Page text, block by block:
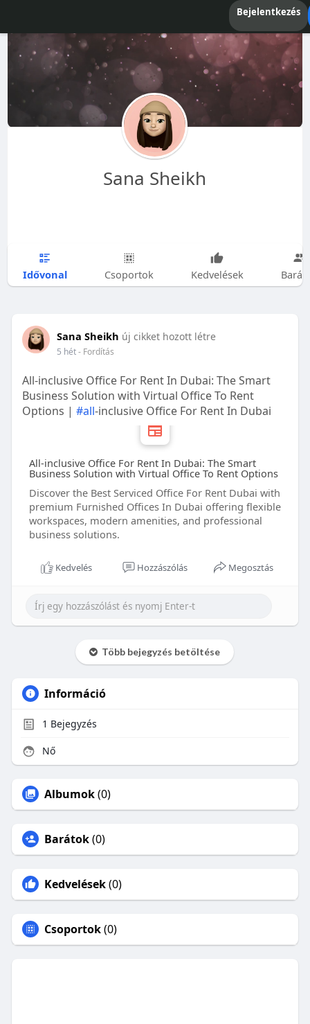
Bejelentkezés
Sana Sheikh
Idővonal Csoportok Kedvelések
Sana Sheikh új cikket hozott létre
5 hét- Fordítás
All-inclusive Office For Rent In Dubai: The Smart
Business Solution with Virtual Office To Rent
Options | #all-inclusive Office For Rent In Dubai
All-inclusive Office For Rent In Dubai: The Smart
Business Solution with Virtual Office To Rent Options
Discover the Best Serviced Office For Rent Dubai with
premium Furnished Offices In Dubai offering flexible
workspaces, modern amenities, and professional
business solutions.
Kedvelés Hozzászólás Megosztás
Több bejegyzés betöltése
Információ
1 Bejegyzés
Nő
Albumok(0)
Barátok(0)
Kedvelések(0)
Csoportok(0)